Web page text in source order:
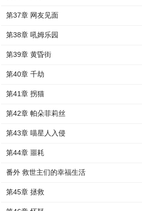
第37章 网友见面
第38章 吼姆乐园
第39章 黄昏街
第40章 千劫
第41章 拐猫
第42章 帕朵菲莉丝
第43章 喵星人入侵
第44章 噩耗
番外 救世主们的幸福生活
第45章 拯救